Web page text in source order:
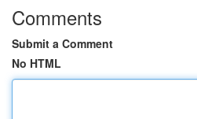
Comments
Submit a Comment
No HTML